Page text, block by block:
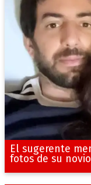
El sugerente
fotos de su